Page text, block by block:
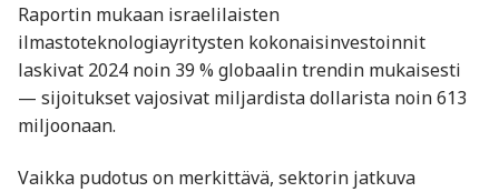
Raportin mukaan israelilaisten
ilmastoteknologiayritysten kokonaisinvestoinnit
laskivat 2024 noin 39 % globaalin trendin mukaisesti
— sijoitukset vajosivat miljardista dollarista noin 613
miljoonaan.
Vaikka pudotus on merkittävä, sektorin jatkuva